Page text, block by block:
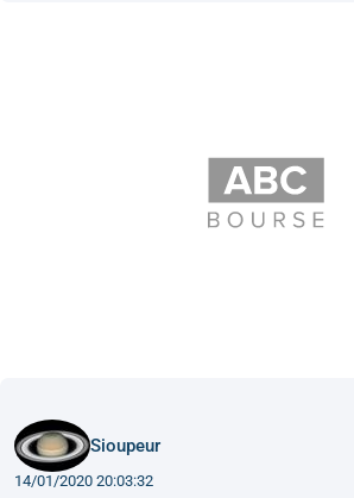
Sioupeur
14/01/2020 20:03:32